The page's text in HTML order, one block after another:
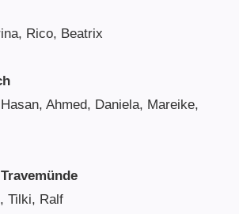
Rico, Beatrix
Ahmed, Daniela, Mareike,
Tilki, Ralf